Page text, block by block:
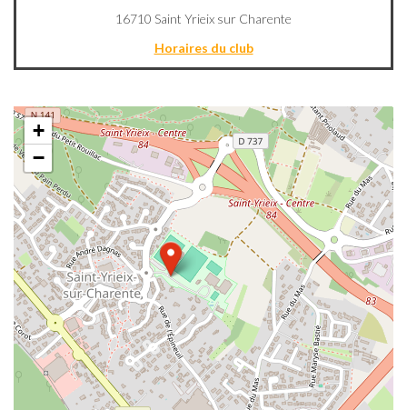
16710 Saint Yrieix sur Charente
Horaires du club
+
−